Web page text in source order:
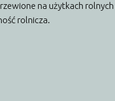
na użytkach
rolnicza.